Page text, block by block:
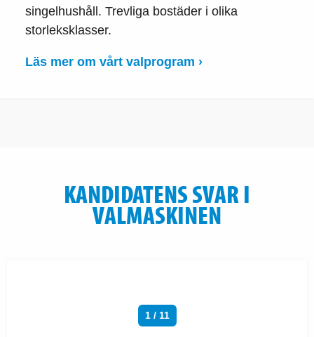
singelhushåll. Trevliga bostäder i olika
storleksklasser.
Läs mer om vårt valprogram ›
KANDIDATENS SVAR I
VALMASKINEN
1 / 11